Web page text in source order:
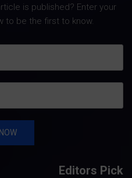
is published? Enter your
to be the first to know.
Editors Pick